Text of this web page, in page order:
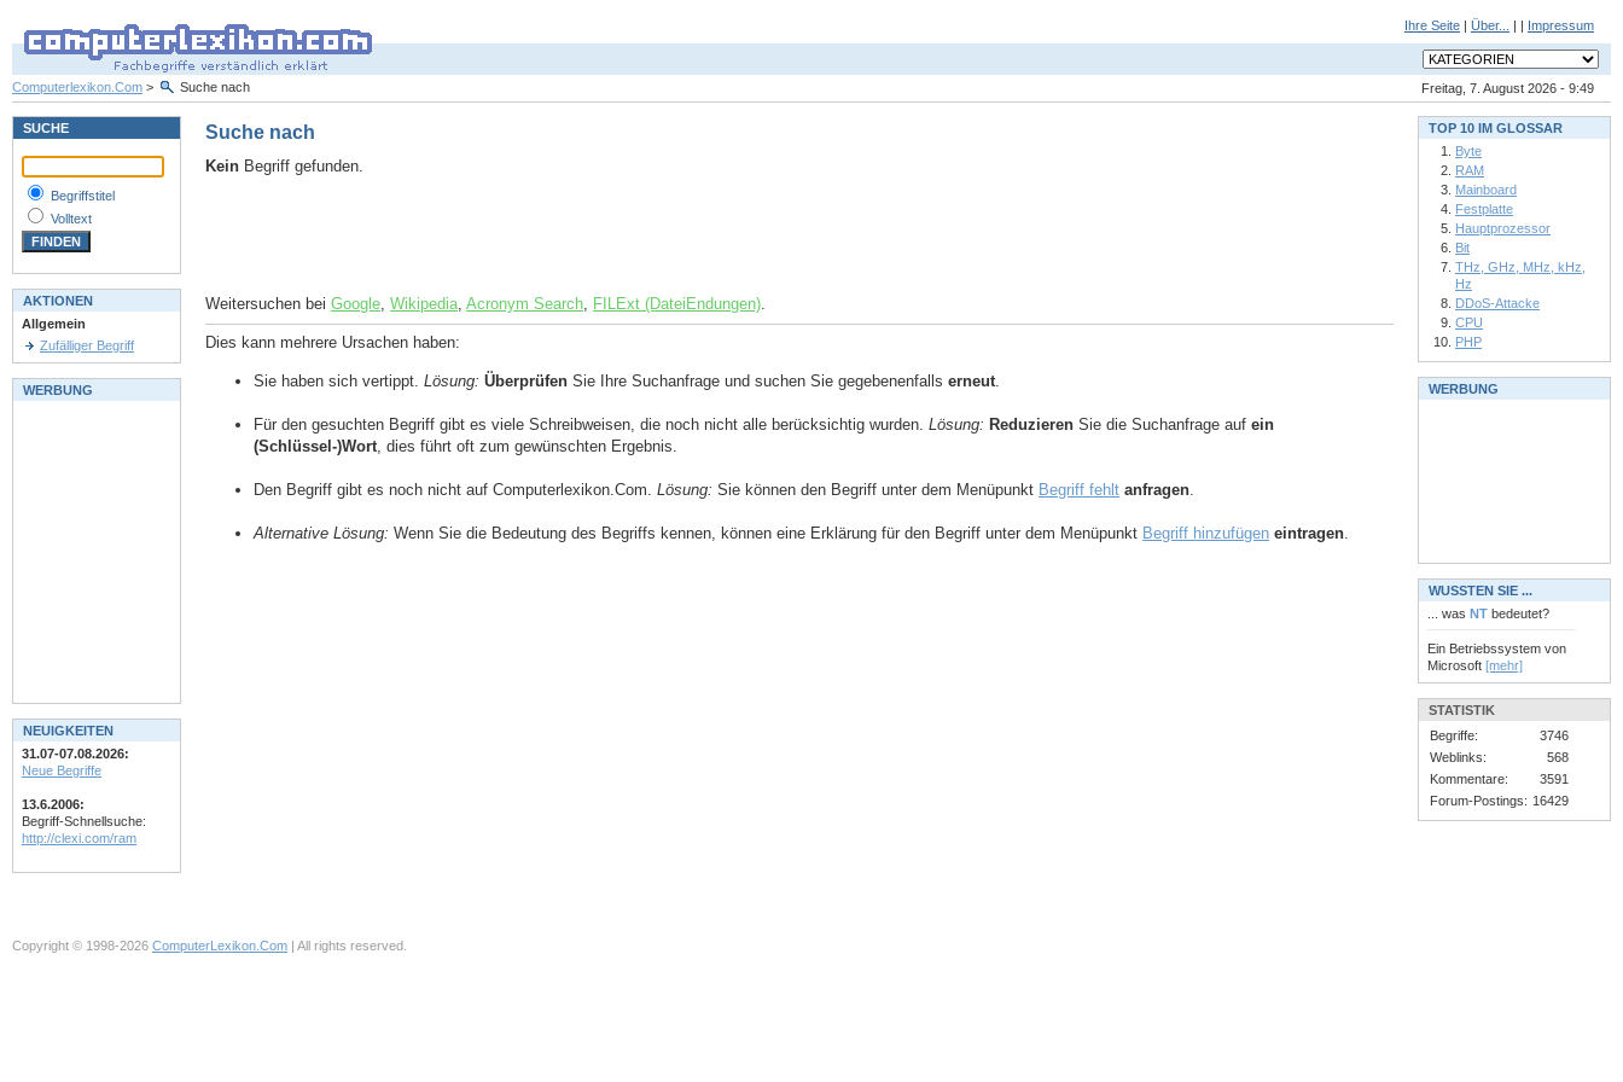
Ihre Seite | Über... | | Impressum
Freitag, 7. August 2026 - 9:49
Computerlexikon.Com > Suche nach
Suche nach
Kein Begriff gefunden.
Weitersuchen bei Google, Wikipedia, Acronym Search, FILExt (DateiEndungen).
Dies kann mehrere Ursachen haben:
Sie haben sich vertippt. Lösung: Überprüfen Sie Ihre Suchanfrage und suchen Sie gegebenenfalls erneut
Für den gesuchten Begriff gibt es viele Schreibweisen, die noch nicht alle berücksichtig wurden. Lösung: Reduzieren Sie die Suchanfrage auf ein
(Schlüssel-)Wort , dies führt oft zum gewünschten Ergebnis.
Den Begriff gibt es noch nicht auf Computerlexikon.Com. Lösung: Sie können den Begriff unter dem Menüpunkt Begriff fehlt anfragen
Alternative Lösung: Wenn Sie die Bedeutung des Begriffs kennen, können eine Erklärung für den Begriff unter dem Menüpunkt Begriff hinzufügen eintragen
SUCHE
Begriffstitel
Volltext
AKTIONEN
Allgemein
Zufälliger Begriff
WERBUNG
NEUIGKEITEN
31.07-07.08.2026:
Neue Begriffe
13.6.2006:
Begriff-Schnellsuche:
http://clexi.com/ram
TOP 10 IM GLOSSAR
Byte
RAM
Mainboard
Festplatte
Hauptprozessor
Bit
THz, GHz, MHz, kHz,
Hz
DDoS-Attacke
CPU
PHP
WERBUNG
WUSSTEN SIE ...
... was NT bedeutet?
Ein Betriebssystem von
Microsoft [mehr]
STATISTIK
Begriffe:
3746
Weblinks:
568
Kommentare:
3591
Forum-Postings: 16429
Copyright © 1998-2026 ComputerLexikon.Com | All rights reserved.